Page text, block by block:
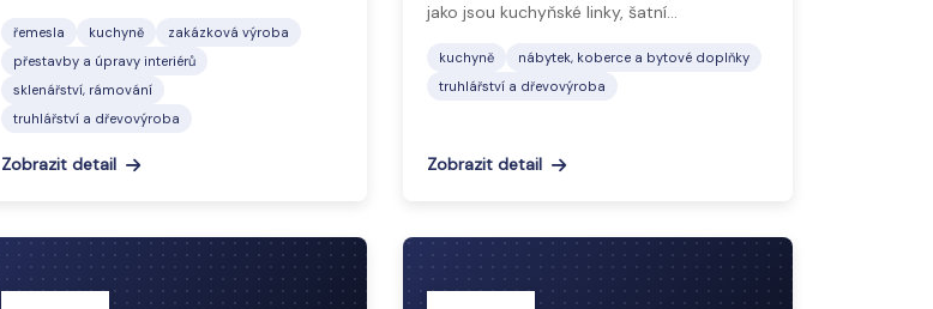
řemesla kuchyně
zakázková výroba
přestavby a úpravy interiérů
sklenářství, rámování
truhlářství a dřevovýroba
Zobrazit detail
jako jsou kuchyňské linky, šatní…
kuchyně
nábytek, koberce a bytové doplňky
truhlářství a dřevovýroba
Zobrazit detail